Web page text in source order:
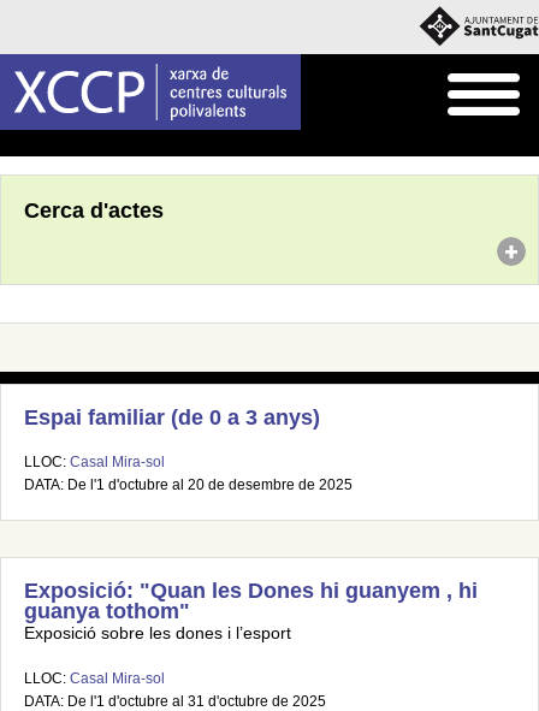
Cerca d'actes
Espai familiar (de 0 a 3 anys)
LLOC: Casal Mira-sol
DATA: De l'1 d'octubre al 20 de desembre de 2025
Exposició: "Quan les Dones hi guanyem , hi
guanya tothom"
Exposició sobre les dones i l’esport
LLOC: Casal Mira-sol
DATA: De l'1 d'octubre al 31 d'octubre de 2025